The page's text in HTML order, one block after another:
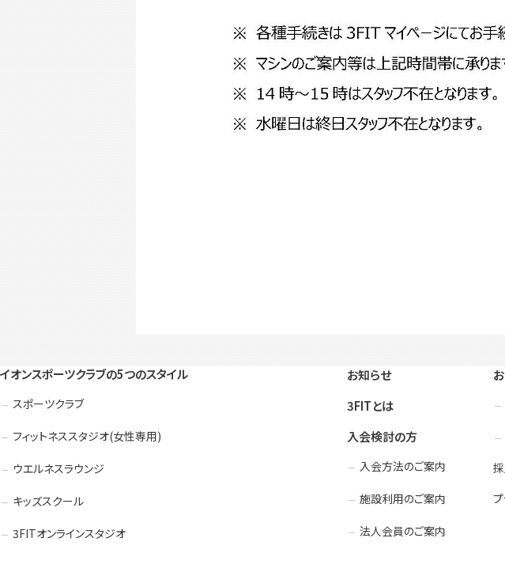
イオンスポーツクラブの5つのスタイル
スポーツクラブ
フィットネススタジオ(女性専用)
ウエルネスラウンジ
キッズスクール
3FITオンラインスタジオ
お知らせ
3FITとは
入会検討の方
入会方法のご案内
施設利用のご案内
法人会員のご案内